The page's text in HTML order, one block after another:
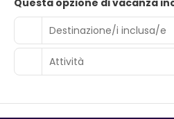
Questa opzione di vacanza
Destinazione/i inclusa/e
Attività